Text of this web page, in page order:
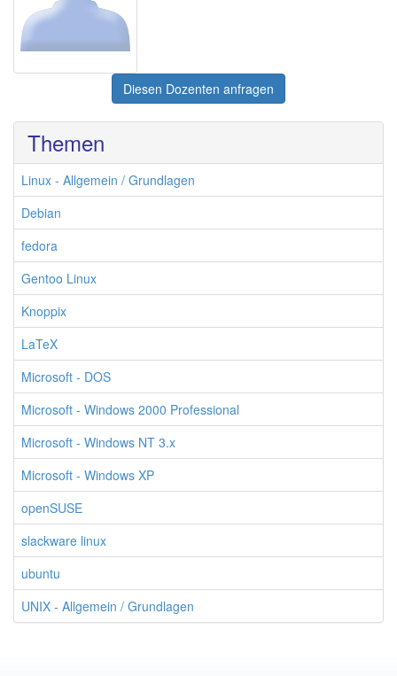
Diesen Dozenten anfragen
Themen
Linux - Allgemein / Grundlagen
Debian
fedora
Gentoo Linux
Knoppix
LaTeX
Microsoft - DOS
Microsoft - Windows 2000 Professional
Microsoft - Windows NT 3.x
Microsoft - Windows XP
openSUSE
slackware linux
ubuntu
UNIX - Allgemein / Grundlagen